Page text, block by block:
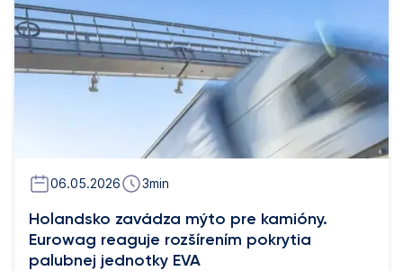
pôsobiace v komerčnej cestnej doprave, ktoré
predstavujú 93 % tohto trhu. Spoločnosť je dnes
navyše kótovaná na Londýnskej burze. V
súčasnosti Eurowag ponúka širokú škálu služieb
prostredníctvom jednej digitálnej platformy, pričom
využíva umelú inteligenciu a dopravné dáta
zhromaždené v rámci svojej siete, aby pomohol
spoločnostiam v oblasti komerčnej cestnej dopravy
efektívnejšie riadiť náklady a každodennú
06.05.2026 3min
Holandsko zavádza mýto pre kamióny.
Eurowag reaguje rozšírením pokrytia
palubnej jednotky EVA